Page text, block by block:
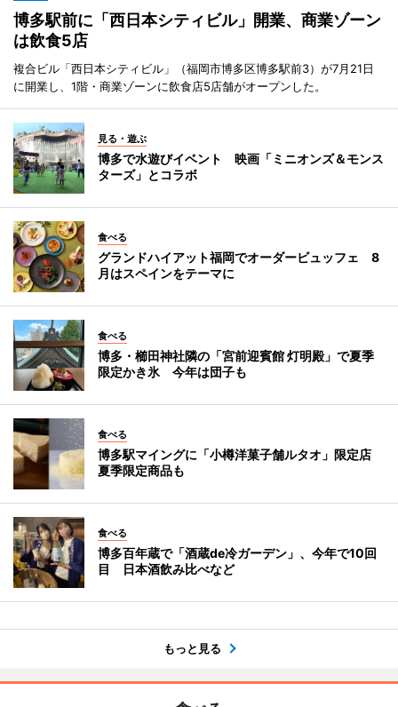
博多駅前に「西日本シティビル」開業、商業ゾーン
は飲食5店
複合ビル「西日本シティビル」（福岡市博多区博多駅前3）が7月21日
に開業し、1階・商業ゾーンに飲食店5店舗がオープンした。
見る・遊ぶ
博多で水遊びイベント 映画「ミニオンズ＆モンス
ターズ」とコラボ
食べる
グランドハイアット福岡でオーダービュッフェ 8
月はスペインをテーマに
食べる
博多・櫛田神社隣の「宮前迎賓館 灯明殿」で夏季
限定かき氷 今年は団子も
食べる
博多駅マイングに「小樽洋菓子舗ルタオ」限定店
夏季限定商品も
食べる
博多百年蔵で「酒蔵de冷ガーデン」、今年で10回
目 日本酒飲み比べなど
もっと見る